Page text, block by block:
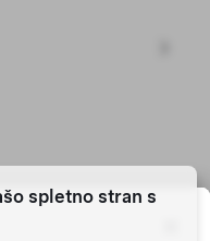
spletno stran s